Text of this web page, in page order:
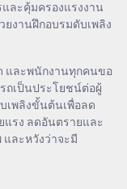
ละคุ้มครองแรงงาน
งานฝึกอบรมดับเพลิง
ละพนักงานทุกคนขอ
ถเป็นประโยชน์ต่อผู้
เพลิงขั้นต้นเพื่อลด
แรง ลดอันตรายและ
ละหวังว่าจะมี